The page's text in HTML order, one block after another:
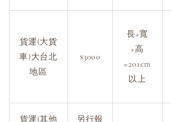
貨運(大貨
車)大台北
地區
$3000
長+寬
+高
=201cm
以上
貨運(其他 另行報